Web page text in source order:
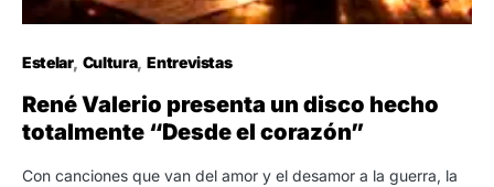
Estelar Cultura Entrevistas
René Valerio presenta un disco hecho
totalmente “Desde el corazón”
Con canciones que van del amor y el desamor a la guerra, la